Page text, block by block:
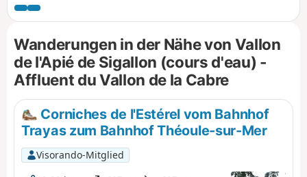
Plateau der Baisse Andoulette und der
Baisse des Charretiers. Schöne
Panoramablicke auf die
symbolträchtigen Gipfel des Estérel und
den Golf von Fréjus. Abstieg in ein
enges Tal.
Wanderungen in der Nähe von Vallon
de l'Apié de Sigallon (cours d'eau) -
Affluent du Vallon de la Cabre
Corniches de l'Estérel vom Bahnhof
Trayas zum Bahnhof Théoule-sur-Mer
Visorando-Mitglied